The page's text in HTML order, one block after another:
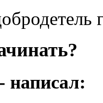
написал: